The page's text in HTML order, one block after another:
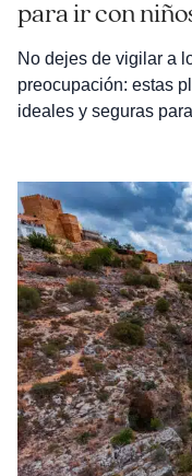
para ir con
No dejes de vigilar a
preocupación: estas
ideales y seguras